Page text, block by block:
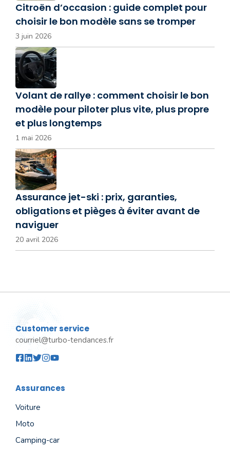
Citroën d’occasion : guide complet pour
choisir le bon modèle sans se tromper
3 juin 2026
Volant de rallye : comment choisir le bon
modèle pour piloter plus vite, plus propre
et plus longtemps
1 mai 2026
Assurance jet-ski : prix, garanties,
obligations et pièges à éviter avant de
naviguer
20 avril 2026
Customer service
courriel@turbo-tendances.fr
Assurances
Voiture
Moto
Camping-car